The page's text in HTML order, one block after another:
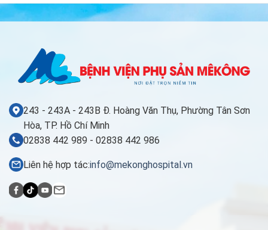
243 - 243A - 243B Đ. Hoàng Văn Thụ, Phường Tân Sơn
Hòa, TP. Hồ Chí Minh
02838 442 989 - 02838 442 986
Liên hệ hợp tác:info@mekonghospital.vn